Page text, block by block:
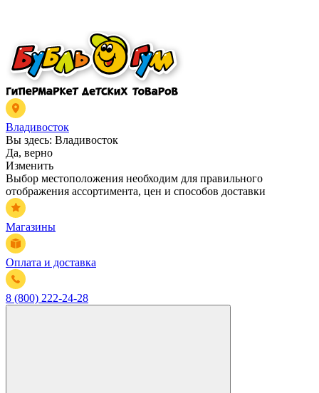
Владивосток
Вы здесь: Владивосток
Да, верно
Изменить
Выбор местоположения необходим для правильного
отображения ассортимента, цен и способов доставки
Магазины
Оплата и доставка
8 (800) 222-24-28